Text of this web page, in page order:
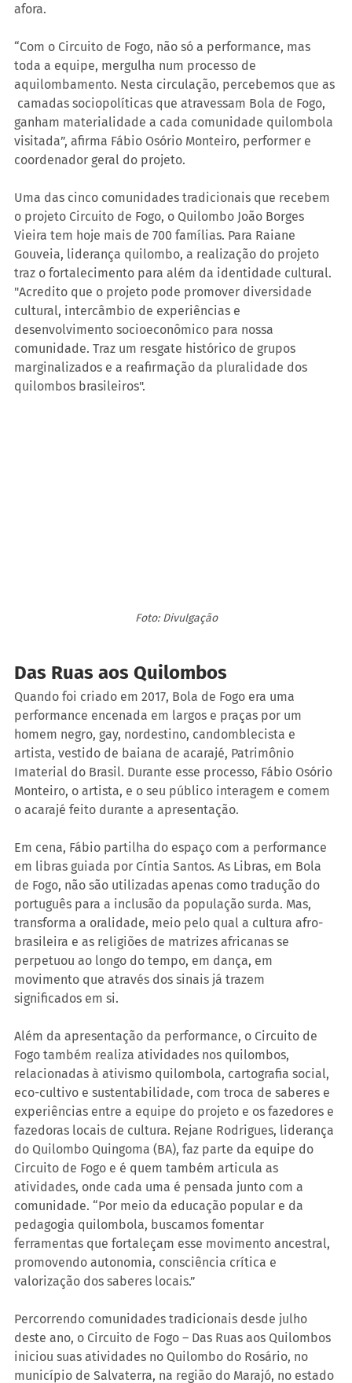
afora.
“Com o Circuito de Fogo, não só a performance, mas
toda a equipe, mergulha num processo de
aquilombamento. Nesta circulação, percebemos que as
camadas sociopolíticas que atravessam Bola de Fogo,
ganham materialidade a cada comunidade quilombola
visitada”, afirma Fábio Osório Monteiro, performer e
coordenador geral do projeto.
Uma das cinco comunidades tradicionais que recebem
o projeto Circuito de Fogo, o Quilombo João Borges
Vieira tem hoje mais de 700 famílias. Para Raiane
Gouveia, liderança quilombo, a realização do projeto
traz o fortalecimento para além da identidade cultural.
"Acredito que o projeto pode promover diversidade
cultural, intercâmbio de experiências e
desenvolvimento socioeconômico para nossa
comunidade. Traz um resgate histórico de grupos
marginalizados e a reafirmação da pluralidade dos
quilombos brasileiros".
Foto: Divulgação
Das Ruas aos Quilombos
Quando foi criado em 2017, Bola de Fogo era uma
performance encenada em largos e praças por um
homem negro, gay, nordestino, candomblecista e
artista, vestido de baiana de acarajé, Patrimônio
Imaterial do Brasil. Durante esse processo, Fábio Osório
Monteiro, o artista, e o seu público interagem e comem
o acarajé feito durante a apresentação.
Em cena, Fábio partilha do espaço com a performance
em libras guiada por Cíntia Santos. As Libras, em Bola
de Fogo, não são utilizadas apenas como tradução do
português para a inclusão da população surda. Mas,
transforma a oralidade, meio pelo qual a cultura afro-
brasileira e as religiões de matrizes africanas se
perpetuou ao longo do tempo, em dança, em
movimento que através dos sinais já trazem
significados em si.
Além da apresentação da performance, o Circuito de
Fogo também realiza atividades nos quilombos,
relacionadas à ativismo quilombola, cartografia social,
eco-cultivo e sustentabilidade, com troca de saberes e
experiências entre a equipe do projeto e os fazedores e
fazedoras locais de cultura. Rejane Rodrigues, liderança
do Quilombo Quingoma (BA), faz parte da equipe do
Circuito de Fogo e é quem também articula as
atividades, onde cada uma é pensada junto com a
comunidade. “Por meio da educação popular e da
pedagogia quilombola, buscamos fomentar
ferramentas que fortaleçam esse movimento ancestral,
promovendo autonomia, consciência crítica e
valorização dos saberes locais.”
Percorrendo comunidades tradicionais desde julho
deste ano, o Circuito de Fogo – Das Ruas aos Quilombos
iniciou suas atividades no Quilombo do Rosário, no
município de Salvaterra, na região do Marajó, no estado